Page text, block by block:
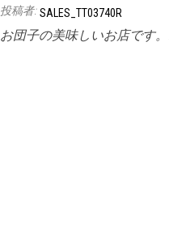
投稿者: SALES_TT03740R
お団子の美味しいお店です